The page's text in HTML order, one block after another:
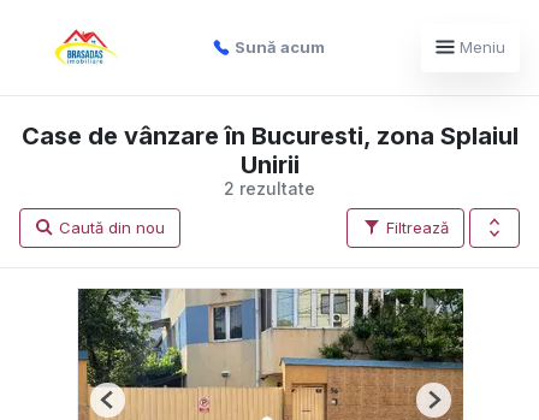
Sună acum Meniu
2 rezultate
Case de vânzare în Bucuresti, zona Splaiul
Unirii
Filtrează
Caută din nou
Previous Next